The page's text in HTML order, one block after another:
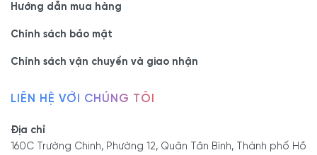
Hướng dẫn mua hàng
Chính sách bảo mật
Chính sách vận chuyển và giao nhận
LIÊN HỆ VỚI CHÚNG TÔI
Địa chỉ
160C Trường Chinh, Phường 12, Quận Tân Bình, Thành phố Hồ